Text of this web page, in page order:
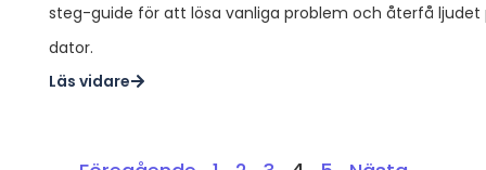
steg-guide för att lösa vanliga problem och återfå ljudet
dator.
Läs vidare